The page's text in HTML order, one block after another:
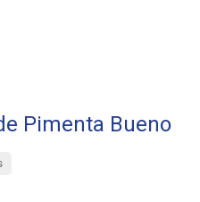
Pimenta Bueno